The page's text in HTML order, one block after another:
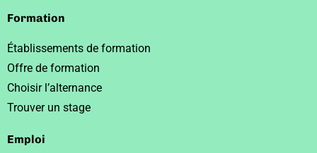
Formation
Établissements de formation
Offre de formation
Choisir l’alternance
Trouver un stage
Emploi